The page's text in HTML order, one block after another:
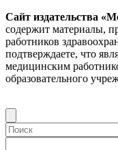
Сайт издательства
содержит материалы,
работников
подтверждаете, что
медицинским
образовательного